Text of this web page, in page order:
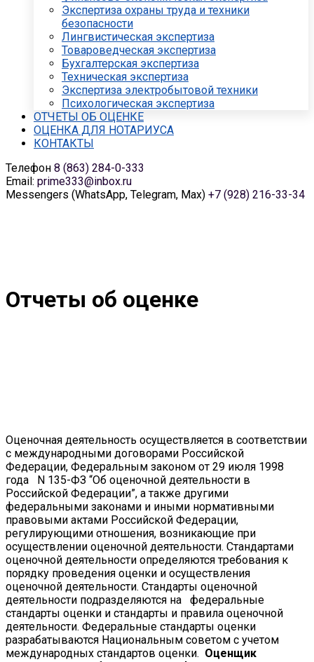
Экспертиза охраны труда и техники
безопасности
Лингвистическая экспертиза
Товароведческая экспертиза
Бухгалтерская экспертиза
Техническая экспертиза
Экспертиза электробытовой техники
Психологическая экспертиза
ОТЧЕТЫ ОБ ОЦЕНКЕ
ОЦЕНКА ДЛЯ НОТАРИУСА
КОНТАКТЫ
Телефон 8 (863) 284-0-333
Email: prime333@inbox.ru
Messengers (WhatsApp, Telegram, Max) +7 (928) 216-33-34
Отчеты об оценке
Оценочная деятельность осуществляется в соответствии
с международными договорами Российской
Федерации, Федеральным законом от 29 июля 1998
года N 135-ФЗ “Об оценочной деятельности в
Российской Федерации”, а также другими
федеральными законами и иными нормативными
правовыми актами Российской Федерации,
регулирующими отношения, возникающие при
осуществлении оценочной деятельности. Стандартами
оценочной деятельности определяются требования к
порядку проведения оценки и осуществления
оценочной деятельности. Стандарты оценочной
деятельности подразделяются на федеральные
стандарты оценки и стандарты и правила оценочной
деятельности. Федеральные стандарты оценки
разрабатываются Национальным советом с учетом
международных стандартов оценки. Оценщик